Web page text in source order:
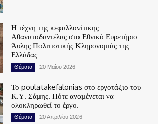
Η τέχνη της κεφαλλονίτικης
Αθανατοδαντέλας στο Εθνικό Ευρετήριο
Άυλης Πολιτιστικής Κληρονομιάς της
Ελλάδας
Θέματα 20 Μαΐου 2026
Το poulatakefalonias στο εργοτάξιο του
Κ.Υ. Σάμης. Πότε αναμένεται να
ολοκληρωθεί το έργο.
Θέματα 20 Απριλίου 2026